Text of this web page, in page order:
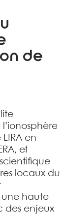
de
en
et
locaux du
une haute
des enjeux